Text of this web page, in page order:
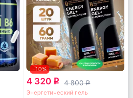
-10%
4 320 q 4 800q
Энергетический гель